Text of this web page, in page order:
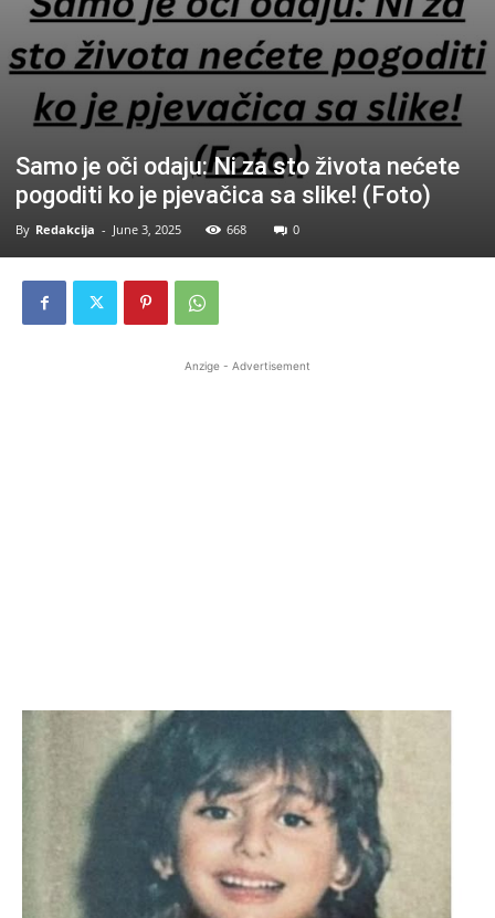
Samo je oči odaju: Ni za sto života nećete
pogoditi ko je pjevačica sa slike! (Foto)
By Redakcija - June 3, 2025 668 0
Anzige - Advertisement